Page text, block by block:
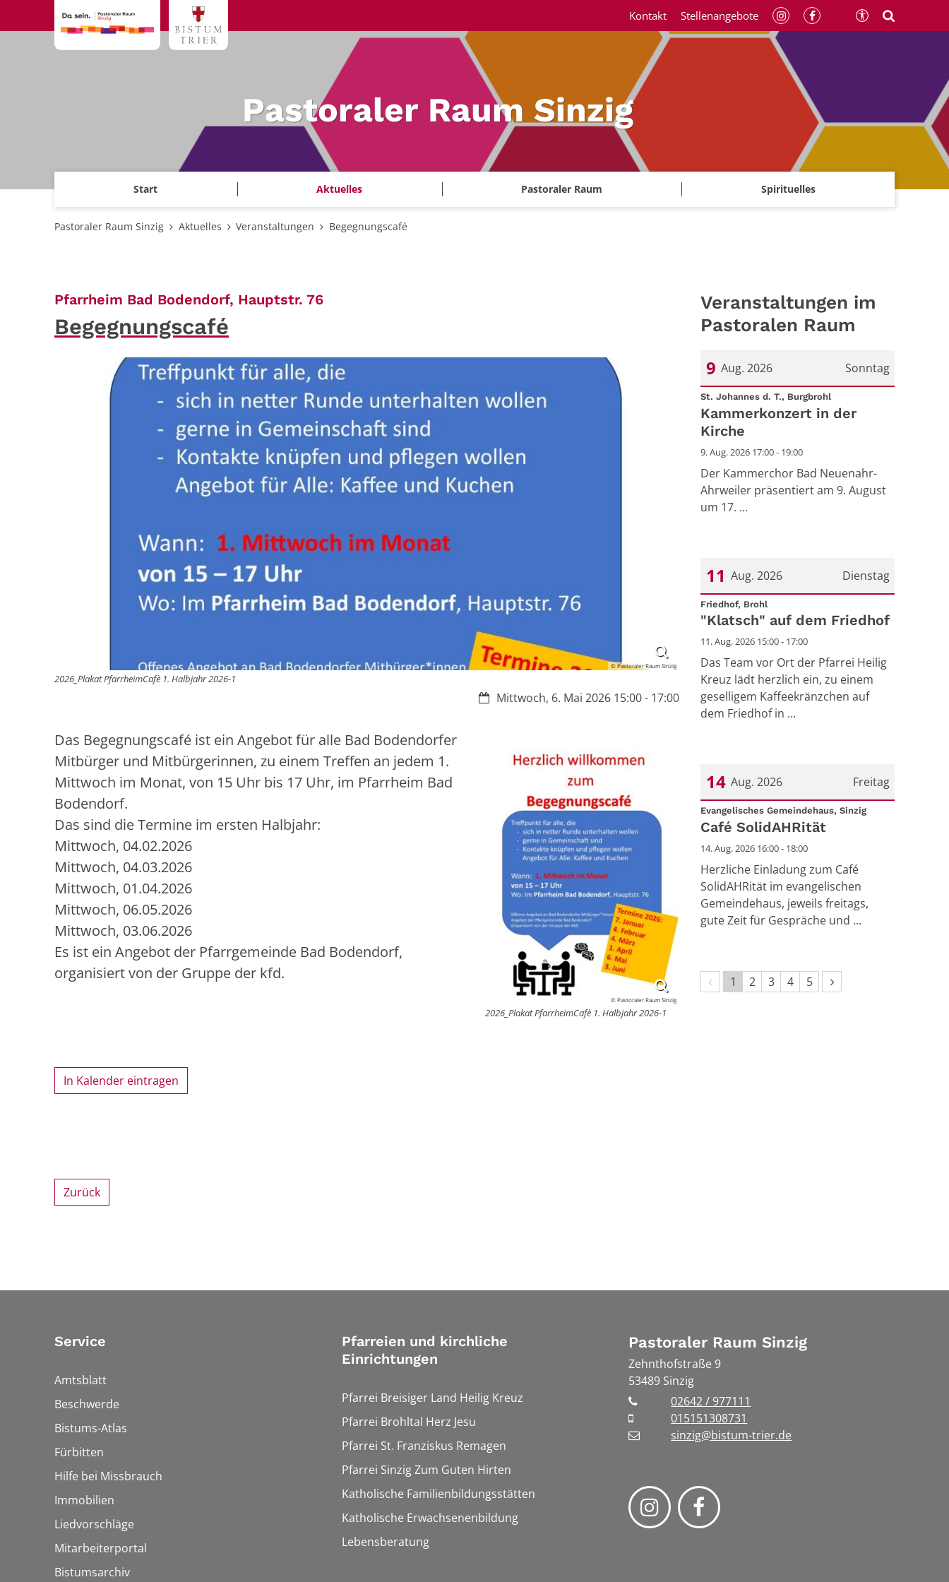
Pastoraler Raum Sinzig
Start Aktuelles Pastoraler Raum Spirituelles
Kontakt Stellenangebote
Pastoraler Raum Sinzig Aktuelles Veranstaltungen Begegnungscafé
Pfarrheim Bad Bodendorf, Hauptstr. 76:
Begegnungscafé
© Pastoraler Raum Sinzig
2026_Plakat PfarrheimCafè 1. Halbjahr 2026-1
Datum:Mittwoch, 6. Mai 2026 15:00 - 17:00
© Pastoraler Raum Sinzig
2026_Plakat PfarrheimCafè 1. Halbjahr 2026-1
Das Begegnungscafé ist ein Angebot für alle Bad Bodendorfer
Mitbürger und Mitbürgerinnen, zu einem Treffen an jedem 1.
Mittwoch im Monat, von 15 Uhr bis 17 Uhr, im Pfarrheim Bad
Bodendorf.
Das sind die Termine im ersten Halbjahr:
Mittwoch, 04.02.2026
Mittwoch, 04.03.2026
Mittwoch, 01.04.2026
Mittwoch, 06.05.2026
Mittwoch, 03.06.2026
Es ist ein Angebot der Pfarrgemeinde Bad Bodendorf,
organisiert von der Gruppe der kfd.
In Kalender eintragen
Veranstaltungen im
Pastoralen Raum
Sonntag
9 Aug. 2026
Datum: 9. August 2026
St. Johannes d. T., Burgbrohl:
Kammerkonzert in der
Kirche
9. Aug. 2026 17:00 - 19:00
Der Kammerchor Bad Neuenahr-
Ahrweiler präsentiert am 9. August
um 17. ...
Dienstag
11 Aug. 2026
Datum: 11. August 2026
Friedhof, Brohl
"Klatsch" auf dem Friedhof
11. Aug. 2026 15:00 - 17:00
Das Team vor Ort der Pfarrei Heilig
Kreuz lädt herzlich ein, zu einem
geselligem Kaffeekränzchen auf
dem Friedhof in ...
Freitag
14 Aug. 2026
Datum: 14. August 2026
Evangelisches Gemeindehaus, Sinzig:
Café SolidAHRität
14. Aug. 2026 16:00 - 18:00
Herzliche Einladung zum Café
SolidAHRität im evangelischen
Gemeindehaus, jeweils freitags,
gute Zeit für Gespräche und ...
Vorherige Seite
1 2 3 4 5 Nächste Seite
Zurück
Service
Amtsblatt
Beschwerde
Bistums-Atlas
Fürbitten
Hilfe bei Missbrauch
Immobilien
Liedvorschläge
Mitarbeiterportal
Bistumsarchiv
Pfarreien und kirchliche
Einrichtungen
Pfarrei Breisiger Land Heilig Kreuz
Pfarrei Brohltal Herz Jesu
Pfarrei St. Franziskus Remagen
Pfarrei Sinzig Zum Guten Hirten
Katholische Familienbildungsstätten
Katholische Erwachsenenbildung
Lebensberatung
Pastoraler Raum Sinzig
Zehnthofstraße 9
53489 Sinzig
02642 / 977111
015151308731
sinzig@bistum-trier.de